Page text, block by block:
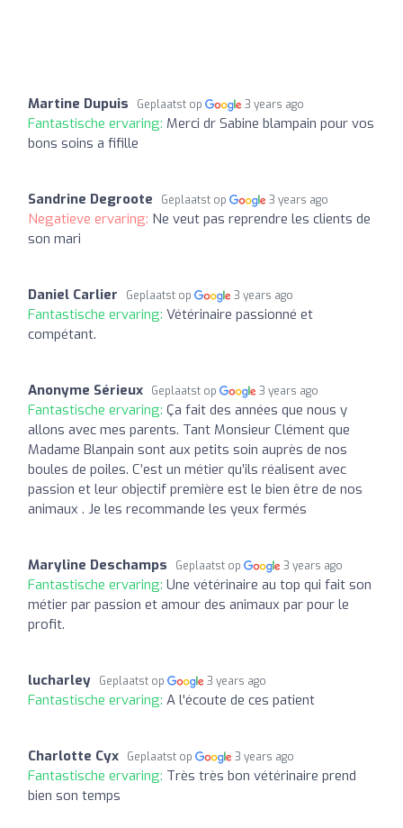
Martine Dupuis Geplaatst op 3 years ago
Fantastische ervaring: Merci dr Sabine blampain pour vos
bons soins a fifille
Sandrine Degroote Geplaatst op 3 years ago
Negatieve ervaring: Ne veut pas reprendre les clients de
son mari
Daniel Carlier Geplaatst op 3 years ago
Fantastische ervaring: Vétérinaire passionné et
compétant.
Anonyme Sérieux Geplaatst op 3 years ago
Fantastische ervaring: Ça fait des années que nous y
allons avec mes parents. Tant Monsieur Clément que
Madame Blanpain sont aux petits soin auprès de nos
boules de poiles. C’est un métier qu’ils réalisent avec
passion et leur objectif première est le bien être de nos
animaux . Je les recommande les yeux fermés
Maryline Deschamps Geplaatst op 3 years ago
Fantastische ervaring: Une vétérinaire au top qui fait son
métier par passion et amour des animaux par pour le
profit.
lucharley Geplaatst op 3 years ago
Fantastische ervaring: A l'écoute de ces patient
Charlotte Cyx Geplaatst op 3 years ago
Fantastische ervaring: Très très bon vétérinaire prend
bien son temps